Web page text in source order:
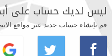
ليس لديك حساب على
قم بإنشاء حساب جديد عبر مواقع